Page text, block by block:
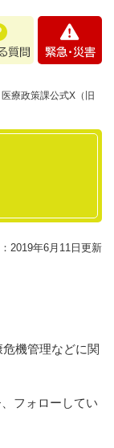
・
医療政策課公式X（旧
2019年6月11日更新
機管理などに関
フォローしてい